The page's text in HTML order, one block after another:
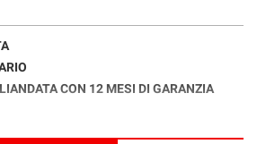
CON 12 MESI DI GARANZIA